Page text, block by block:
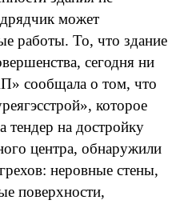
может
работы. То, что здание
сегодня ни
сообщала о том, что
которое
тендер на достройку
центра, обнаружили
неровные стены,
поверхности,